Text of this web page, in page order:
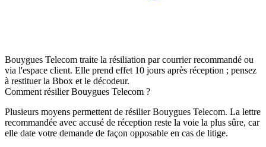
Bouygues Telecom traite la résiliation par courrier recommandé ou
via l'espace client. Elle prend effet 10 jours après réception ; pensez
à restituer la Bbox et le décodeur.
Comment résilier Bouygues Telecom ?
Plusieurs moyens permettent de résilier Bouygues Telecom. La lettre
recommandée avec accusé de réception reste la voie la plus sûre, car
elle date votre demande de façon opposable en cas de litige.